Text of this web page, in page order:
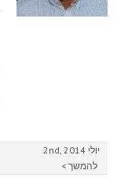
יולי 2nd, 2014
להמשך >